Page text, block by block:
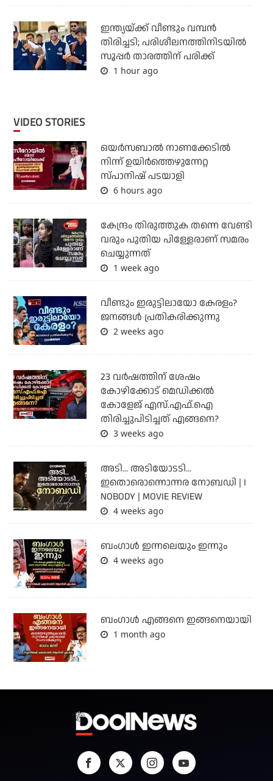
ഇന്ത്യയ്ക്ക് വീണ്ടും വമ്പന്‍
തിരിച്ചടി; പരിശീലനത്തിനിടയില്‍
സൂപ്പര്‍ താരത്തിന് പരിക്ക്
1 hour ago
VIDEO STORIES
ഒയര്‍സബാൽ നാണക്കേടിൽ
നിന്ന് ഉയിർത്തെഴുന്നേറ്റ
സ്പാനിഷ് പടയാളി
6 hours ago
കേന്ദ്രം തിരുത്തുക തന്നെ വേണ്ടി
വരും പുതിയ പിള്ളേരാണ് സമരം
ചെയ്യുന്നത്
1 week ago
വീണ്ടും ഇരുട്ടിലായോ കേരളം?
ജനങ്ങൾ പ്രതികരിക്കുന്നു
2 weeks ago
23 വർഷത്തിന് ശേഷം
കോഴിക്കോട് മെഡിക്കൽ
കോളേജ് എസ്.എഫ്.ഐ
തിരിച്ചുപിടിച്ചത് എങ്ങനെ?
3 weeks ago
അടി... അടിയോടടി...
ഇതൊരൊന്നൊന്നര നോബഡി | I
NOBODY | MOVIE REVIEW
4 weeks ago
ബംഗാള്‍ ഇന്നലെയും ഇന്നും
4 weeks ago
ബം​ഗാൾ എങ്ങനെ ഇങ്ങനെയായി
1 month ago